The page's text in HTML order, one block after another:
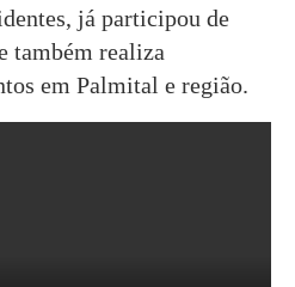
já participou de
também realiza
em Palmital e região.